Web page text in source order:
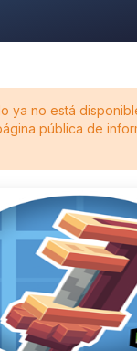
ya no está
pública de